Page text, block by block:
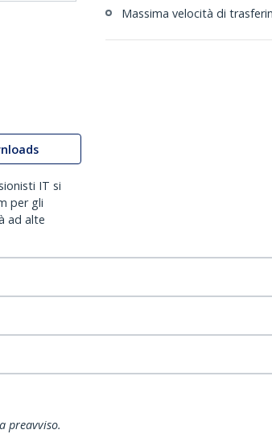
IT si
per gli
ad alte
Massima velocità di
preavviso.